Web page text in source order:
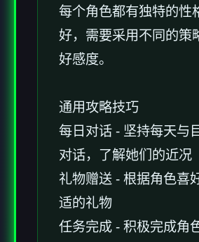
每个角色都有独特的性
好，需要采用不同的策
好感度。
通用攻略技巧
每日对话 - 坚持每天与
对话，了解她们的近况
礼物赠送 - 根据角色喜
适的礼物
任务完成 - 积极完成角